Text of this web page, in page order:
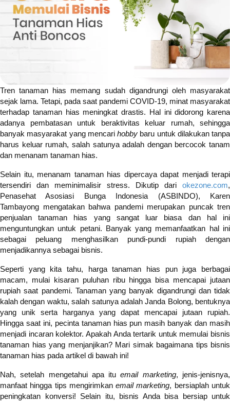
Tren tanaman hias memang sudah digandrungi oleh masyarakat
sejak lama. Tetapi, pada saat pandemi COVID-19, minat masyarakat
terhadap tanaman hias meningkat drastis. Hal ini didorong karena
adanya pembatasan untuk beraktivitas keluar rumah, sehingga
banyak masyarakat yang mencari hobby baru untuk dilakukan tanpa
harus keluar rumah, salah satunya adalah dengan bercocok tanam
dan menanam tanaman hias.
Selain itu, menanam tanaman hias dipercaya dapat menjadi terapi
tersendiri dan meminimalisir stress. Dikutip dari okezone.com,
Penasehat Asosiasi Bunga Indonesia (ASBINDO), Karen
Tambayong mengatakan bahwa pandemi merupakan puncak tren
penjualan tanaman hias yang sangat luar biasa dan hal ini
menguntungkan untuk petani. Banyak yang memanfaatkan hal ini
sebagai peluang menghasilkan pundi-pundi rupiah dengan
menjadikannya sebagai bisnis.
Seperti yang kita tahu, harga tanaman hias pun juga berbagai
macam, mulai kisaran puluhan ribu hingga bisa mencapai jutaan
rupiah saat pandemi. Tanaman yang banyak digandrungi dan tidak
kalah dengan waktu, salah satunya adalah Janda Bolong, bentuknya
yang unik serta harganya yang dapat mencapai jutaan rupiah.
Hingga saat ini, pecinta tanaman hias pun masih banyak dan masih
menjadi incaran kolektor. Apakah Anda tertarik untuk memulai bisnis
tanaman hias yang menjanjikan? Mari simak bagaimana tips bisnis
tanaman hias pada artikel di bawah ini!
Nah, setelah mengetahui apa ituemail marketing, jenis-jenisnya,
manfaat hingga tips mengirimkanemail marketing, bersiaplah untuk
peningkatan konversi! Selain itu, bisnis Anda bisa bersiap untuk